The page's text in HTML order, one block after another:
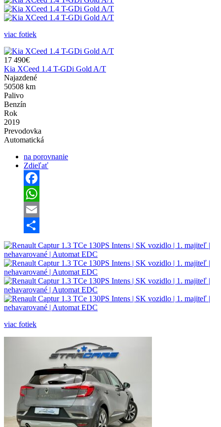
viac fotiek
17 490€
Kia XCeed 1.4 T-GDi Gold A/T
Najazdené
50508 km
Palivo
Benzín
Rok
2019
Prevodovka
Automatická
na porovnanie
Zdieľať
Facebook
WhatsApp
Email
Share
viac fotiek